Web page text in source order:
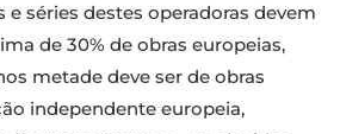
séries destes operadoras devem
de 30% de obras europeias,
metade deve ser de obras
independente europeia,